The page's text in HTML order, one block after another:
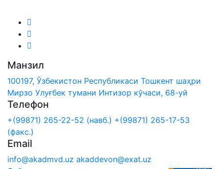
Манзил
100197, Ўзбекистон Республикаси Тошкент шаҳри
Мирзо Улуғбек тумани Интизор кўчаси, 68-уй
Телефон
+(99871) 265-22-52 (навб.) +(99871) 265-17-53
(факс.)
Email
info@akadmvd.uz akaddevon@exat.uz